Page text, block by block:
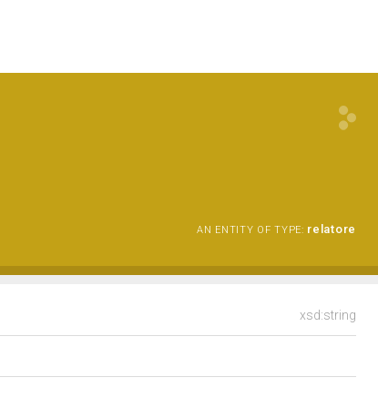
AN ENTITY OF TYPE: relatore
xsd:string